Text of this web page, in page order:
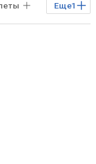
Еще1